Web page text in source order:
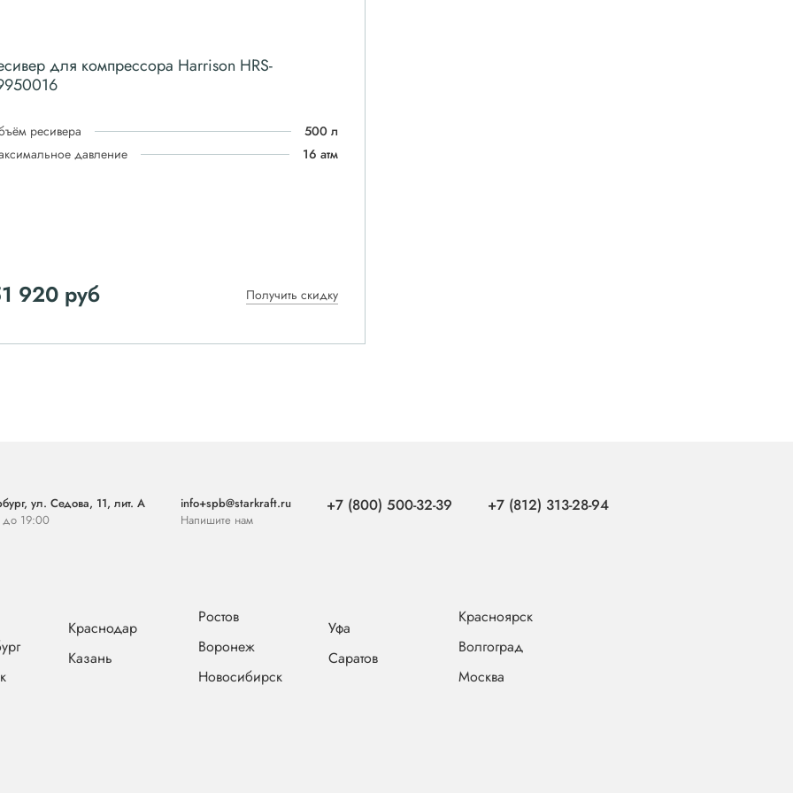
для компрессора Harrison HRS-
ресивера
500 л
давление
16 атм
920 руб Получить скидку
ул. Седова, 11, лит. А
до 19:00
info+spb@starkraft.ru
Напишите нам
+7 (800) 500-32-39 +7 (812) 313-28-94
Краснодар
Казань
Ростов
Воронеж
Новосибирск
Уфа
Саратов
Красноярск
Волгоград
Москва